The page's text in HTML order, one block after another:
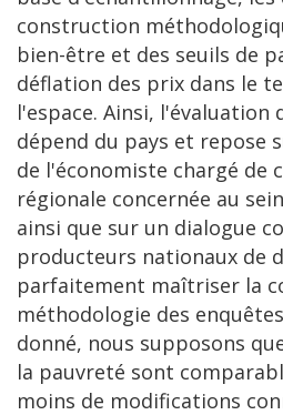
construction
bien-être et des seuils de
déflation des prix dans le
l'espace. Ainsi,
dépend du pays et repose
de l'économiste chargé de
régionale concernée au
ainsi que sur un dialogue
producteurs nationaux de
parfaitement maîtriser la
méthodologie des
donné, nous supposons
la pauvreté sont
moins de modifications